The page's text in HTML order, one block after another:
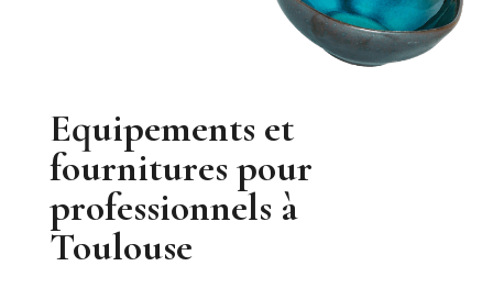
Equipements et
fournitures pour
professionnels à
Toulouse